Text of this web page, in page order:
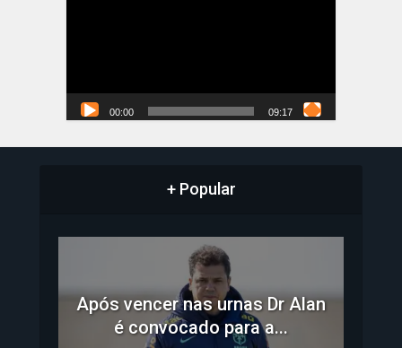
00:00 09:17
+ Popular
Após vencer nas urnas Dr Alan
é convocado para a...